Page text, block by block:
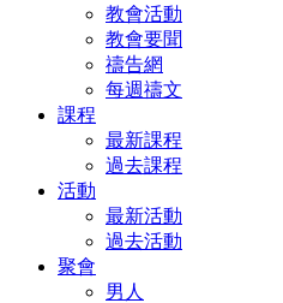
教會活動
教會要聞
禱告網
每週禱文
課程
最新課程
過去課程
活動
最新活動
過去活動
聚會
男人